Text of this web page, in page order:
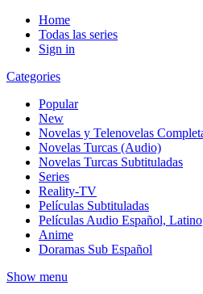
Home
Todas las series
Sign in
Categories
Popular
New
Novelas y Telenovelas
Novelas Turcas (Audio)
Novelas Turcas Subtituladas
Series
Reality-TV
Películas Subtituladas
Películas Audio Español, Latino
Anime
Doramas Sub Español
Show menu